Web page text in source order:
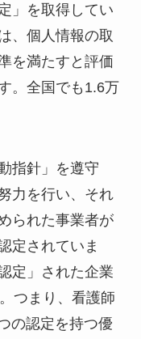
」を取得してい
、個人情報の取
を満たすと評価
。全国でも1.6万
指針」を遵守
力を行い、それ
られた事業者が
定されていま
定」された企業
つまり、看護師
の認定を持つ優